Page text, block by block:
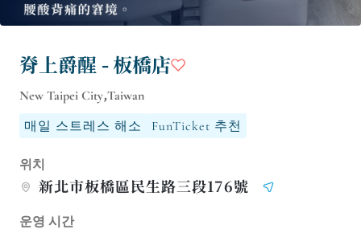
脊上爵醒 - 板橋店
New Taipei City,Taiwan
매일 스트레스 해소
FunTicket 추천
위치
新北市板橋區民生路三段176號
운영 시간